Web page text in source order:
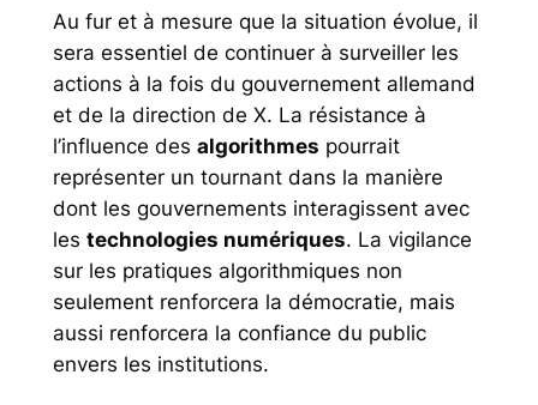
Au fur et à mesure que la situation évolue, il
sera essentiel de continuer à surveiller les
actions à la fois du gouvernement allemand
et de la direction de X. La résistance à
l’influence des algorithmes pourrait
représenter un tournant dans la manière
dont les gouvernements interagissent avec
les technologies numériques. La vigilance
sur les pratiques algorithmiques non
seulement renforcera la démocratie, mais
aussi renforcera la confiance du public
envers les institutions.